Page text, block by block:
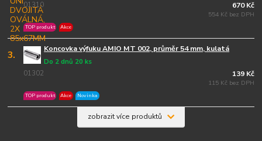
01310
TOP produkt Akce
670 Kč
554 Kč bez DPH
3. Koncovka výfuku AMIO MT 002, průměr 54 mm, kulatá
01302
Do 2 dnů 20 ks
TOP produkt Akce Novinka
139 Kč
115 Kč bez DPH
zobrazit více produktů